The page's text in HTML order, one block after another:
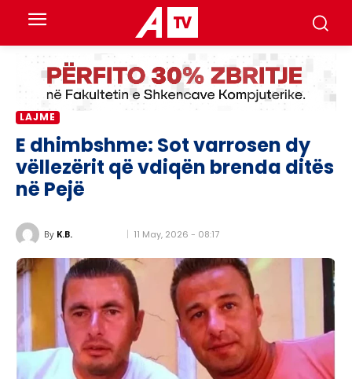
LAJME
E dhimbshme: Sot varrosen dy
vëllezërit që vdiqën brenda ditës
në Pejë
By K.B. 11 May, 2026 - 08:17